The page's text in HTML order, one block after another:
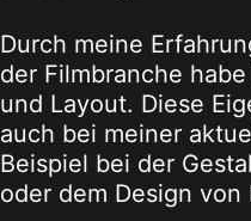
Durch meine
der Filmbranche
und Layout. Diese
auch bei meiner
Beispiel bei der
oder dem Design